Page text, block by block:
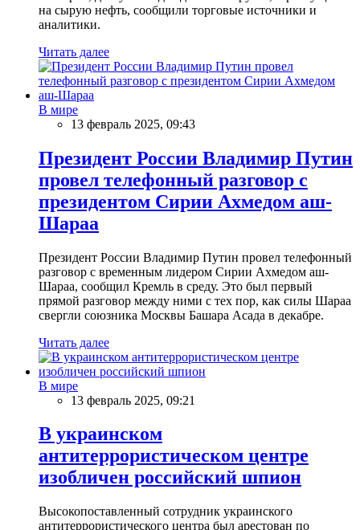
на сырую нефть, сообщили торговые источники и
аналитики.
Читать далее
В мире
13 февраль 2025, 09:43
Президент России Владимир Путин
провел телефонный разговор с
президентом Сирии Ахмедом аш-
Шараа
Президент России Владимир Путин провел телефонный
разговор с временным лидером Сирии Ахмедом аш-
Шараа, сообщил Кремль в среду. Это был первый
прямой разговор между ними с тех пор, как силы Шараа
свергли союзника Москвы Башара Асада в декабре.
Читать далее
В мире
13 февраль 2025, 09:21
В украинском
антитеррористическом центре
изобличен российский шпион
Высокопоставленный сотрудник украинского
антитеррористического центра был арестован по